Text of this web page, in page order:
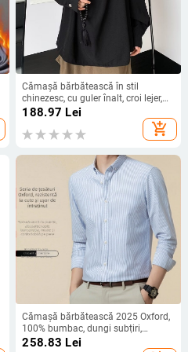
Cămașă bărbătească în stil
chinezesc, cu guler înalt, croi lejer,
mâneci lungi, nasturi, amestec
188.97 Lei
add_shopping_cart
Cămașă bărbătească 2025 Oxford,
100% bumbac, dungi subțiri,
mânecă lungă, casual office
258.83 Lei